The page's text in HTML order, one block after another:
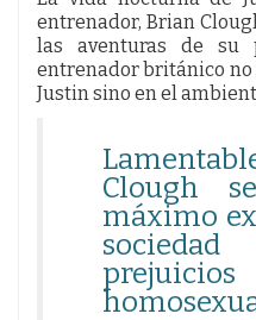
entrenador, Brian
las aventuras de su
entrenador británico no
Justin sino en el
Clough
máximo